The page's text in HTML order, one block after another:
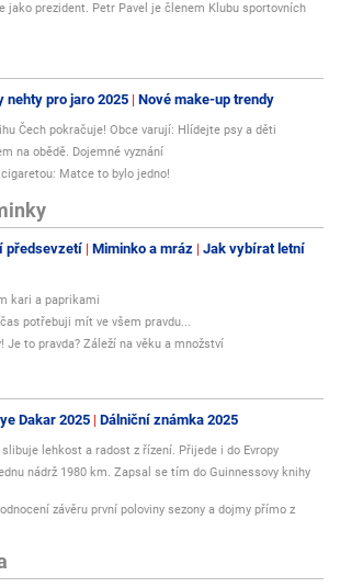
jako prezident. Petr Pavel je členem Klubu sportovních
nehty pro jaro 2025 Nové make-up trendy
Čech pokračuje! Obce varují: Hlídejte psy a děti
na obědě. Dojemné vyznání
Matce to bylo jedno!
předsevzetí Miminko a mráz Jak vybírat letní
kari a paprikami
potřebuji mít ve všem pravdu...
Je to pravda? Záleží na věku a množství
Dakar 2025 Dálniční známka 2025
lehkost a radost z řízení. Přijede i do Evropy
nádrž 1980 km. Zapsal se tím do Guinnessovy knihy
závěru první poloviny sezony a dojmy přímo z